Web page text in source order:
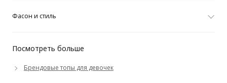
Посмотреть больше
Брендовые топы для девочек
Фасон и стиль